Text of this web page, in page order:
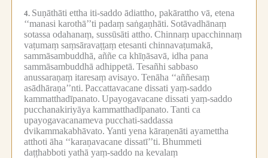
4. Suṇāthāti ettha iti-saddo ādiattho, pakārattho vā, etena
‘‘manasi karothā’’ti padaṃ saṅgaṇhāti. Sotāvadhānaṃ
sotassa odahanaṃ, sussūsāti attho. Chinnaṃ upacchinnaṃ
vaṭumaṃ saṃsāravaṭṭaṃ etesanti chinnavaṭumakā,
sammāsambuddhā, aññe ca khīṇāsavā, idha pana
sammāsambuddhā adhippetā. Tesañhi sabbaso
anussaraṇaṃ itaresaṃ avisayo. Tenāha ‘‘aññesaṃ
asādhāraṇa’’nti. Paccattavacane dissati yaṃ-saddo
kammatthadīpanato. Upayogavacane dissati yaṃ-saddo
pucchanakiriyāya kammatthadīpanato. Tanti ca
upayogavacanameva pucchati-saddassa
dvikammakabhāvato. Yanti yena kāraṇenāti ayamettha
atthoti āha ‘‘karaṇavacane dissatī’’ti. Bhummeti
daṭṭhabboti yathā yaṃ-saddo na kevalaṃ